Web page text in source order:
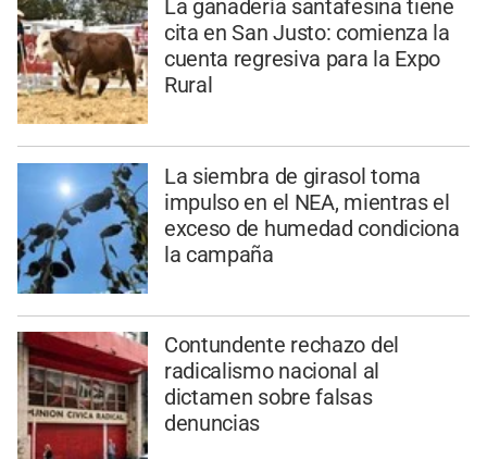
La ganadería santafesina tiene
cita en San Justo: comienza la
cuenta regresiva para la Expo
Rural
La siembra de girasol toma
impulso en el NEA, mientras el
exceso de humedad condiciona
la campaña
Contundente rechazo del
radicalismo nacional al
dictamen sobre falsas
denuncias